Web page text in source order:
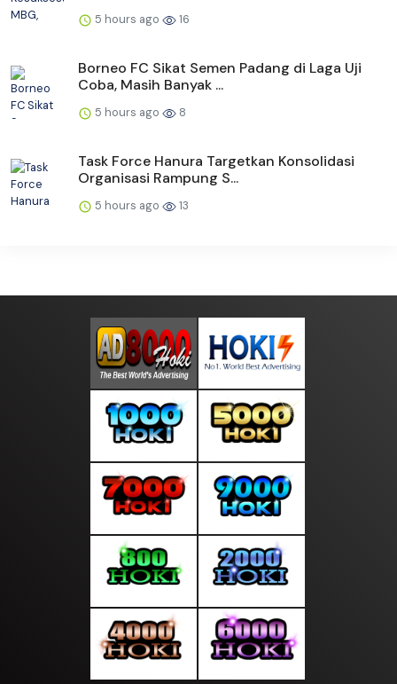
5 hours ago 16
Borneo FC Sikat Semen Padang di Laga Uji
Coba, Masih Banyak ...
5 hours ago 8
Task Force Hanura Targetkan Konsolidasi
Organisasi Rampung S...
5 hours ago 13